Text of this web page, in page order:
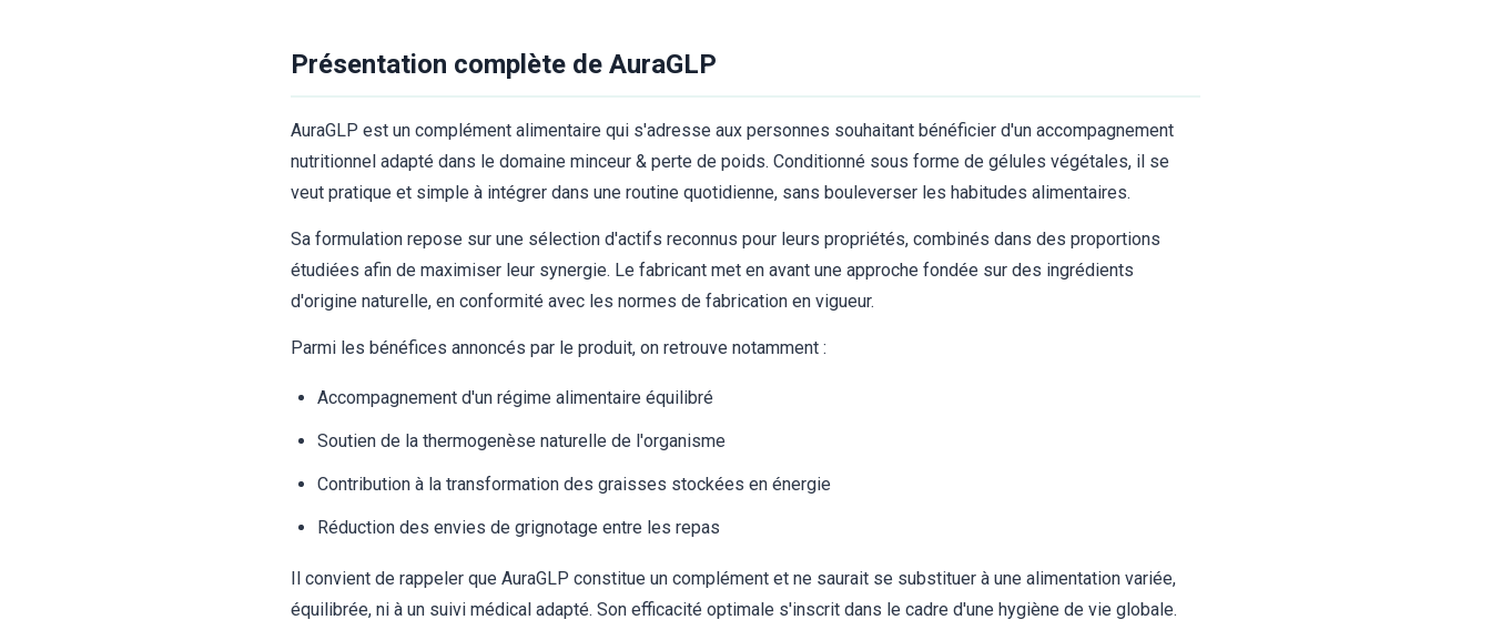
Présentation complète de AuraGLP
AuraGLP est un complément alimentaire qui s'adresse aux personnes souhaitant bénéficier d'un accompagnement
nutritionnel adapté dans le domaine minceur & perte de poids. Conditionné sous forme de gélules végétales, il se
veut pratique et simple à intégrer dans une routine quotidienne, sans bouleverser les habitudes alimentaires.
Sa formulation repose sur une sélection d'actifs reconnus pour leurs propriétés, combinés dans des proportions
étudiées afin de maximiser leur synergie. Le fabricant met en avant une approche fondée sur des ingrédients
d'origine naturelle, en conformité avec les normes de fabrication en vigueur.
Parmi les bénéfices annoncés par le produit, on retrouve notamment :
Accompagnement d'un régime alimentaire équilibré
Soutien de la thermogenèse naturelle de l'organisme
Contribution à la transformation des graisses stockées en énergie
Réduction des envies de grignotage entre les repas
Il convient de rappeler que AuraGLP constitue un complément et ne saurait se substituer à une alimentation variée,
équilibrée, ni à un suivi médical adapté. Son efficacité optimale s'inscrit dans le cadre d'une hygiène de vie globale.